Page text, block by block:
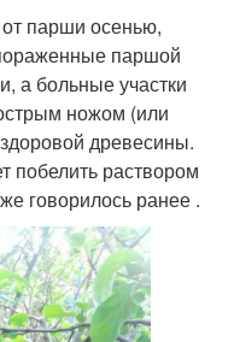
парши осенью,
паршой
а больные участки
ножом (или
древесины.
побелить раствором
говорилось ранее .